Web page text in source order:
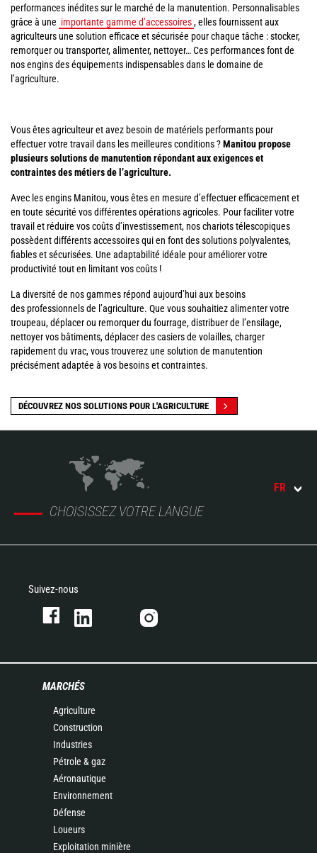
performances inédites sur le marché de la manutention. Personnalisables
grâce à une importante gamme d’accessoires, elles fournissent aux
agriculteurs une solution efficace et sécurisée pour chaque tâche : stocker,
remorquer ou transporter, alimenter, nettoyer… Ces performances font de
nos engins des équipements indispensables dans le domaine de
l’agriculture.
Vous êtes agriculteur et avez besoin de matériels performants pour
effectuer votre travail dans les meilleures conditions ?Manitou propose
plusieurs solutions de manutention répondant aux exigences et
contraintes des métiers de l’agriculture.
Avec les engins Manitou, vous êtes en mesure d’effectuer efficacement et
en toute sécurité vos différentes opérations agricoles. Pour faciliter votre
travail et réduire vos coûts d’investissement, nos chariots télescopiques
possèdent différents accessoires qui en font des solutions polyvalentes,
fiables et sécurisées. Une adaptabilité idéale pour améliorer votre
productivité tout en limitant vos coûts !
La diversité de nos gammes répond aujourd’hui aux besoins
des professionnels de l’agriculture. Que vous souhaitiez alimenter votre
troupeau, déplacer ou remorquer du fourrage, distribuer de l’ensilage,
nettoyer vos bâtiments, déplacer des casiers de volailles, charger
rapidement du vrac, vous trouverez une solution de manutention
précisément adaptée à vos besoins et contraintes.
DÉCOUVREZ NOS SOLUTIONS POUR L'AGRICULTURE
CHOISISSEZ VOTRE LANGUE
FR
Suivez-nous
MARCHÉS
Agriculture
Construction
Industries
Pétrole & gaz
Aéronautique
Environnement
Défense
Loueurs
Exploitation minière